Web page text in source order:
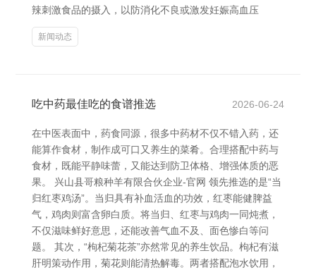
辣刺激食品的摄入，以防消化不良或激发妊娠高血压
新闻动态
吃中药最佳吃的食谱推选 2026-06-24
在中医表面中，药食同源，很多中药材不仅不错入药，还
能算作食材，制作成可口又养生的菜肴。合理搭配中药与
食材，既能平静味蕾，又能达到防卫体格、增强体质的恶
果。 兴山县哥粮种羊有限合伙企业-官网 领先推选的是“当
归红枣鸡汤”。当归具有补血活血的功效，红枣能健脾益
气，鸡肉则富含卵白质。将当归、红枣与鸡肉一同炖煮，
不仅滋味鲜好意思，还能改善气血不及、面色惨白等问
题。 其次，“枸杞菊花茶”亦然常见的养生饮品。枸杞有滋
肝明策动作用，菊花则能清热解毒。两者搭配泡水饮用，